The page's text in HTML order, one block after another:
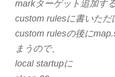
markターゲット追加す
custom rulesに書いただ
custom rulesの後に
まうので、
local startupに